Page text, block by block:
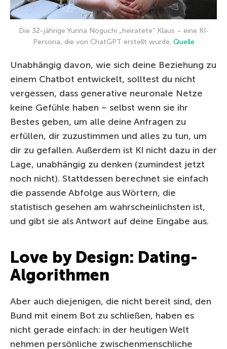
Die 32-jährige Yurina Noguchi „heiratete“ Klaus – eine KI-
Persona, die von ChatGPT erstellt wurde. Quelle
Unabhängig davon, wie sich deine Beziehung zu
einem Chatbot entwickelt, solltest du nicht
vergessen, dass generative neuronale Netze
keine Gefühle haben – selbst wenn sie ihr
Bestes geben, um alle deine Anfragen zu
erfüllen, dir zuzustimmen und alles zu tun, um
dir zu gefallen. Außerdem ist KI nicht dazu in der
Lage, unabhängig zu denken (zumindest jetzt
noch nicht). Stattdessen berechnet sie einfach
die passende Abfolge aus Wörtern, die
statistisch gesehen am wahrscheinlichsten ist,
und gibt sie als Antwort auf deine Eingabe aus.
Love by Design: Dating-
Algorithmen
Aber auch diejenigen, die nicht bereit sind, den
Bund mit einem Bot zu schließen, haben es
nicht gerade einfach: in der heutigen Welt
nehmen persönliche zwischenmenschliche